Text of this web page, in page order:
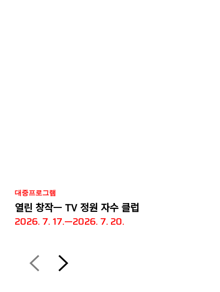
대중프로그램
열린 창작— TV 정원 자수 클럽
2026. 7. 17.—2026. 7. 20.